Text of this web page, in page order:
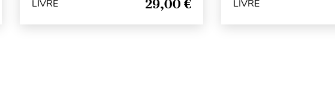
LIVRE 29,00 € LIVRE